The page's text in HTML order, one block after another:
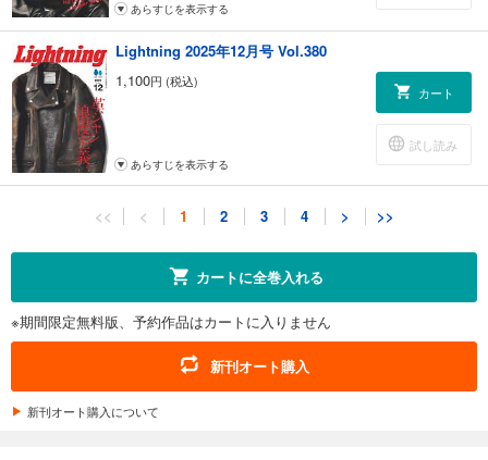
あらすじを表示する
Lightning 2025年12月号 Vol.380
1,100円 (税込)
カート
試し読み
あらすじを表示する
Lightning 2025年11月号 Vol.379
試し読み
あらすじを表示する
Lightning 2025年10月号 Vol.378
1,100円 (税込)
<< < 1 2 3 4 > >>
カートに全巻入れる
※期間限定無料版、予約作品はカートに入りません
新刊オート購入
新刊オート購入について